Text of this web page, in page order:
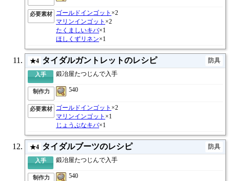
必要素材 ゴールドインゴット ×2
マリンインゴット ×2
たくましいキバ×1
ほしくずリネン×1
★4 タイダルガントレットのレシピ 防具
入手 鍛冶屋たつじんで入手
制作力 540
必要素材 ゴールドインゴット ×2
マリンインゴット ×1
じょうぶなキバ×1
★4 タイダルブーツのレシピ 防具
入手 鍛冶屋たつじんで入手
制作力 540